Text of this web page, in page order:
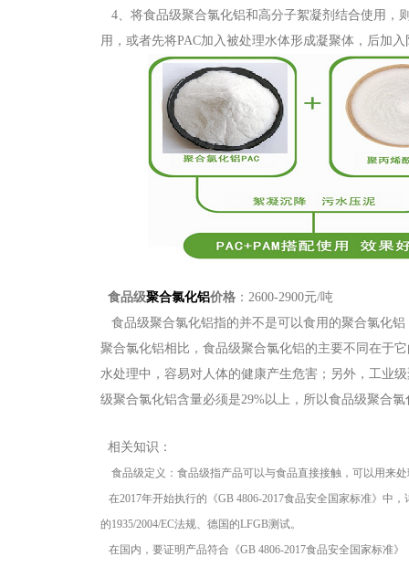
4、将食品级聚合氯化铝和高分子絮凝剂结合使用，
用，或者先将PAC加入被处理水体形成凝聚体，后加
食品级聚合氯化铝价格 ：2600-2900元/吨
食品级聚合氯化铝指的并不是可以食用的聚合氯化
聚合氯化铝相比，食品级聚合氯化铝的主要不同在于
水处理中，容易对人体的健康产生危害；另外，工业
级聚合氯化铝含量必须是29%以上，所以食品级聚合
相关知识：
食品级定义：食品级指产品可以与食品直接接触，可以用来
在2017年开始执行的《GB 4806-2017食品安全国家标准》中
的1935/2004/EC法规、德国的LFGB测试。
在国内，要证明产品符合《GB 4806-2017食品安全国家标准